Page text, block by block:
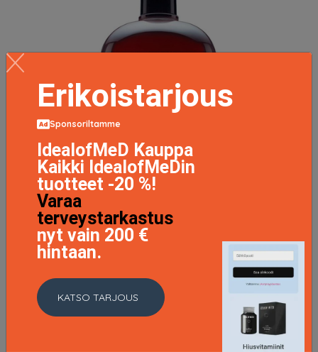
American Crew Detox Shampoo 1 000 ml
29.9 EUR
Erikoistarjous
Sponsoriltamme
IdealofMeD Kauppa
Kaikki IdealofMeDin
tuotteet -20 %!
Varaa
terveystarkastus
nyt vain 200 €
hintaan.
KATSO TARJOUS